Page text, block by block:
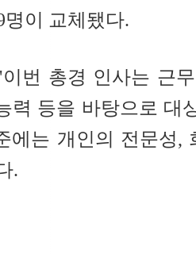
명이 교체됐다.
번 총경 인사는 근
력 등을 바탕으로 대
에는 개인의 전문성,
.